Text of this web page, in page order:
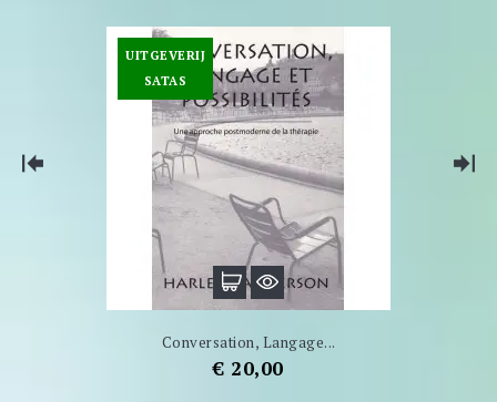
UITGEVERIJ
SATAS
Conversation, Langage...
Prijs
€ 20,00